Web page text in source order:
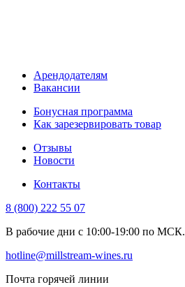
Арендодателям
Вакансии
Бонусная программа
Как зарезервировать товар
Отзывы
Новости
Контакты
8 (800) 222 55 07
В рабочие дни с 10:00-19:00 по МСК.
hotline@millstream-wines.ru
Почта горячей линии